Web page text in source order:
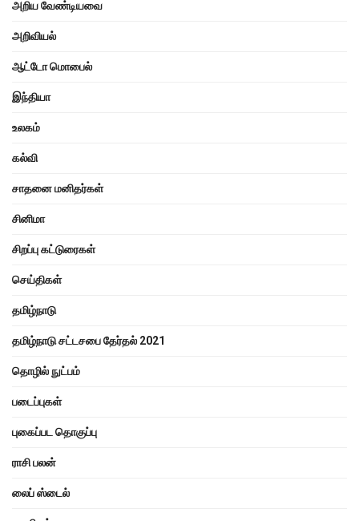
அறிய வேண்டியவை
அறிவியல்
ஆட்டோ மொபைல்
இந்தியா
உலகம்
கல்வி
சாதனை மனிதர்கள்
சினிமா
சிறப்பு கட்டுரைகள்
செய்திகள்
தமிழ்நாடு
தமிழ்நாடு சட்டசபை தேர்தல் 2021
தொழில் நுட்பம்
படைப்புகள்
புகைப்பட தொகுப்பு
ராசி பலன்
லைப் ஸ்டைல்